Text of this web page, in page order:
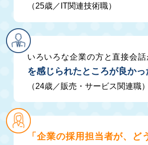
（25歳／IT関連技術職）
いろいろな企業の方と直接会
を感じられたところが良かっ
（24歳／販売・サービス関連職）
「企業の採用担当者が、ど